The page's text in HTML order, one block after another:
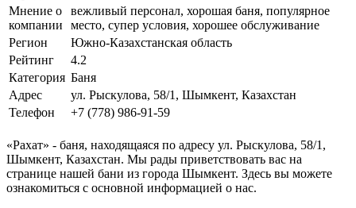
Мнение о
компании
вежливый персонал, хорошая баня, популярное
место, супер условия, хорошее обслуживание
Регион
Южно-Казахстанская область
Рейтинг
4.2
Категория Баня
Адрес
ул. Рыскулова, 58/1, Шымкент, Казахстан
Телефон
+7 (778) 986-91-59
«Рахат» - баня, находящаяся по адресу ул. Рыскулова, 58/1,
Шымкент, Казахстан. Мы рады приветствовать вас на
странице нашей бани из города Шымкент. Здесь вы можете
ознакомиться с основной информацией о нас.